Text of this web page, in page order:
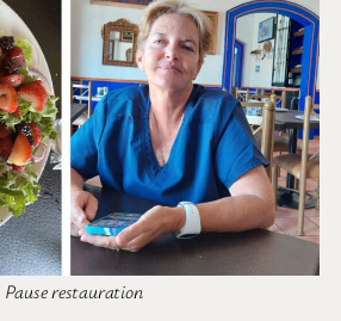
Pause restauration